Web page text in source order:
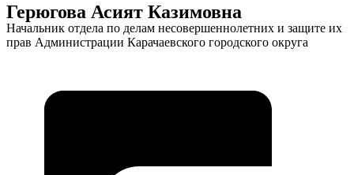
Герюгова Асият Казимовна
Начальник отдела по делам несовершеннолетних и защите их
прав Администрации Карачаевского городского округа